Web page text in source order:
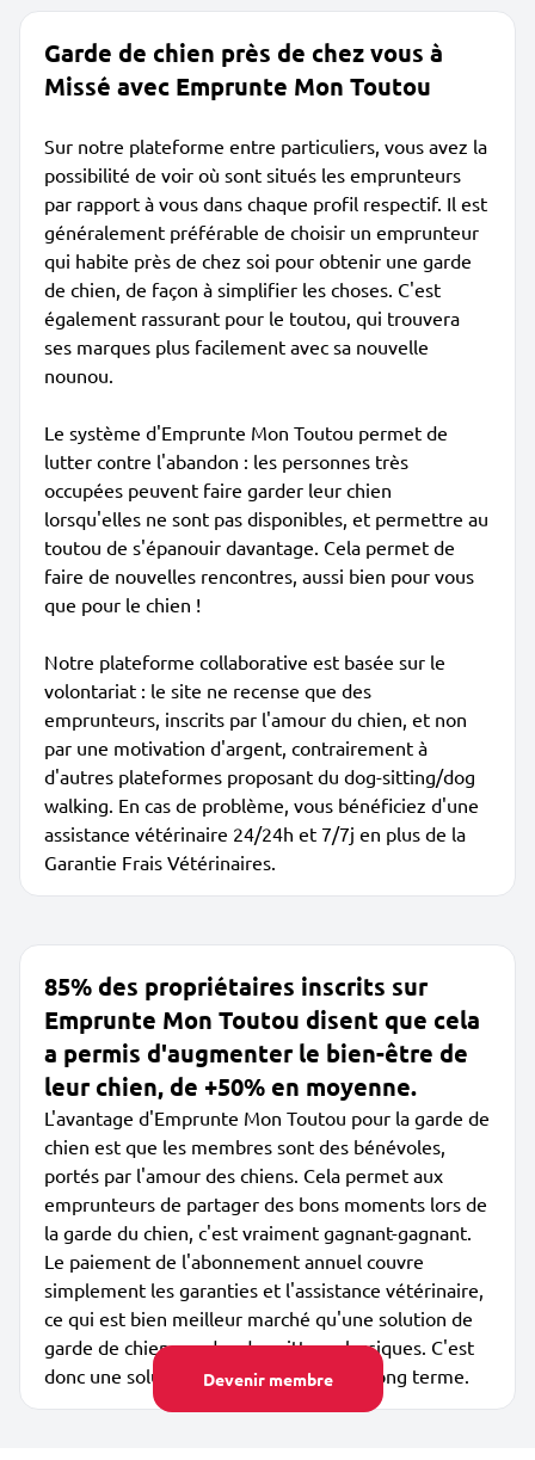
Devenir membre
Garde de chien près de chez vous à
Missé avec Emprunte Mon Toutou
Sur notre plateforme entre particuliers, vous avez la
possibilité de voir où sont situés les emprunteurs
par rapport à vous dans chaque profil respectif. Il est
généralement préférable de choisir un emprunteur
qui habite près de chez soi pour obtenir une garde
de chien, de façon à simplifier les choses. C'est
également rassurant pour le toutou, qui trouvera
ses marques plus facilement avec sa nouvelle
nounou.
Le système d'Emprunte Mon Toutou permet de
lutter contre l'abandon : les personnes très
occupées peuvent faire garder leur chien
lorsqu'elles ne sont pas disponibles, et permettre au
toutou de s'épanouir davantage. Cela permet de
faire de nouvelles rencontres, aussi bien pour vous
que pour le chien !
Notre plateforme collaborative est basée sur le
volontariat : le site ne recense que des
emprunteurs, inscrits par l'amour du chien, et non
par une motivation d'argent, contrairement à
d'autres plateformes proposant du dog-sitting/dog
walking. En cas de problème, vous bénéficiez d'une
assistance vétérinaire 24/24h et 7/7j en plus de la
Garantie Frais Vétérinaires.
85% des propriétaires inscrits sur
Emprunte Mon Toutou disent que cela
a permis d'augmenter le bien-être de
leur chien, de +50% en moyenne.
L'avantage d'Emprunte Mon Toutou pour la garde de
chien est que les membres sont des bénévoles,
portés par l'amour des chiens. Cela permet aux
emprunteurs de partager des bons moments lors de
la garde du chien, c'est vraiment gagnant-gagnant.
Le paiement de l'abonnement annuel couvre
simplement les garanties et l'assistance vétérinaire,
ce qui est bien meilleur marché qu'une solution de
garde de chien par des dog sitters classiques. C'est
donc une solution peu coûteuse sur le long terme.